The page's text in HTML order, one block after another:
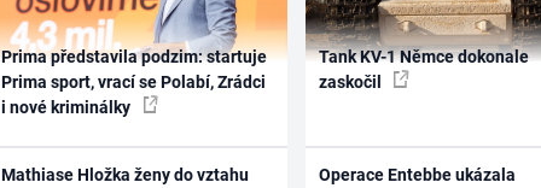
Prima představila podzim: startuje
Prima sport, vrací se Polabí, Zrádci
i nové kriminálky
Mathiase Hložka ženy do vztahu
Tank KV-1 Němce dokonale
zaskočil
Operace Entebbe ukázala